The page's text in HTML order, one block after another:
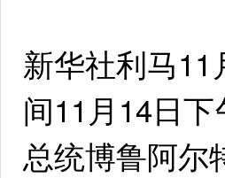
新华社利马
间11月14日
总统博鲁阿尔